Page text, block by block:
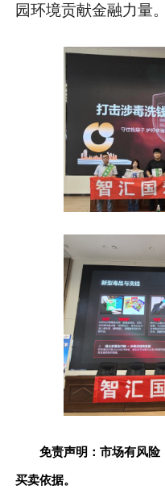
园环境贡献金融力量
免责声明：市场有风险
买卖依据。